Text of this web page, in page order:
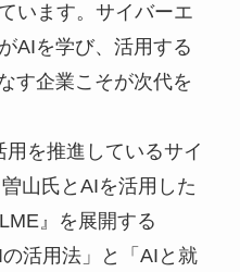
います。サイバーエ
AIを学び、活用する
す企業こそが次代を
を推進しているサイ
山氏とAIを活用した
』を展開する
活用法」と「AIと就